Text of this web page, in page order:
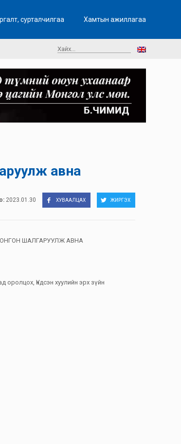
сурталчилгаа Хамтын ажиллагаа
авна
2023.01.30 ХУВААЛЦАХ ЖИРГЭХ
ШАЛГАРУУЛЖ АВНА
оролцох, Үндсэн хуулийн эрх зүйн